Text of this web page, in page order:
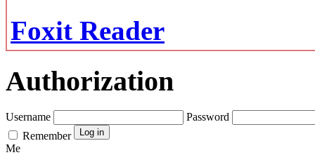
Foxit Reader
Authorization
Username
Password
Remember
Me